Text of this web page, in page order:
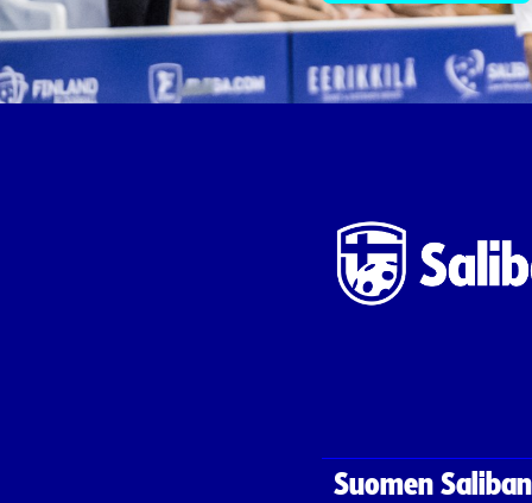
Suomen